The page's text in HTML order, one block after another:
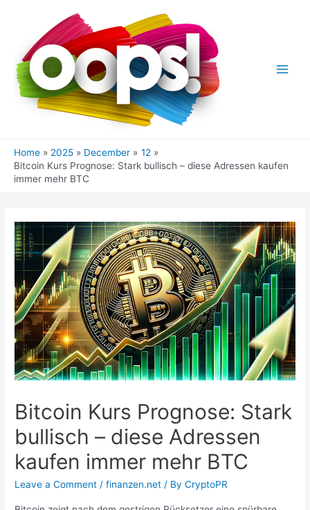
Home 2025 December
12
Bitcoin Kurs Prognose: Stark bullisch – diese Adressen kaufen
immer mehr BTC
Bitcoin Kurs Prognose: Stark
bullisch – diese Adressen
kaufen immer mehr BTC
Leave a Comment /finanzen.net / ByCryptoPR